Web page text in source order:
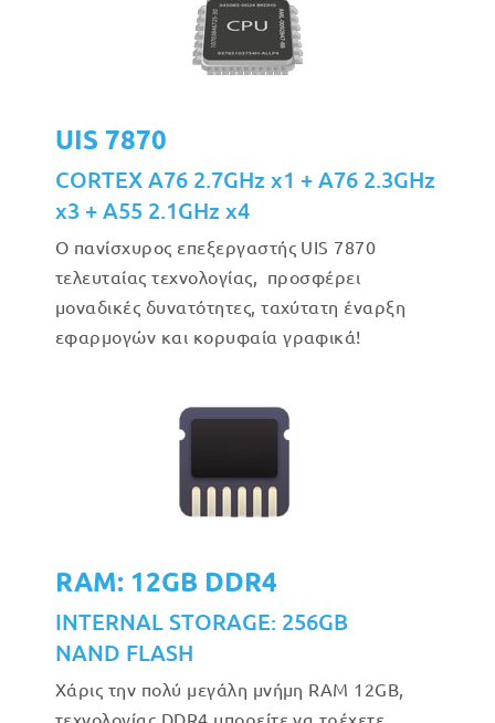
UIS 7870
CORTEX A76 2.7GHz x1 + A76 2.3GHz
x3 + A55 2.1GHz x4
Ο πανίσχυρος επεξεργαστής UIS 7870
τελευταίας τεχνολογίας, προσφέρει
μοναδικές δυνατότητες, ταχύτατη έναρξη
εφαρμογών και κορυφαία γραφικά!
RAM: 12GB DDR4
INTERNAL STORAGE: 256GB
NAND FLASH
Χάρις την πολύ μεγάλη μνήμη RAM 12GB,
τεχνολογίας DDR4 μπορείτε να τρέχετε